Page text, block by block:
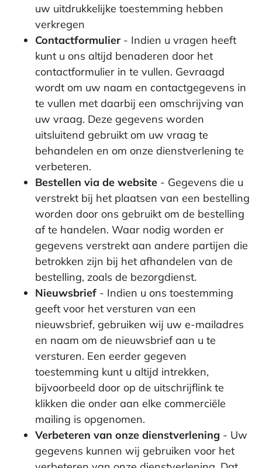
uw uitdrukkelijke toestemming hebben
verkregen
Contactformulier - Indien u vragen heeft
kunt u ons altijd benaderen door het
contactformulier in te vullen. Gevraagd
wordt om uw naam en contactgegevens in
te vullen met daarbij een omschrijving van
uw vraag. Deze gegevens worden
uitsluitend gebruikt om uw vraag te
behandelen en om onze dienstverlening te
verbeteren.
Bestellen via de website - Gegevens die u
verstrekt bij het plaatsen van een bestelling
worden door ons gebruikt om de bestelling
af te handelen. Waar nodig worden er
gegevens verstrekt aan andere partijen die
betrokken zijn bij het afhandelen van de
bestelling, zoals de bezorgdienst.
Nieuwsbrief - Indien u ons toestemming
geeft voor het versturen van een
nieuwsbrief, gebruiken wij uw e-mailadres
en naam om de nieuwsbrief aan u te
versturen. Een eerder gegeven
toestemming kunt u altijd intrekken,
bijvoorbeeld door op de uitschrijflink te
klikken die onder aan elke commerciële
mailing is opgenomen.
Verbeteren van onze dienstverlening - Uw
gegevens kunnen wij gebruiken voor het